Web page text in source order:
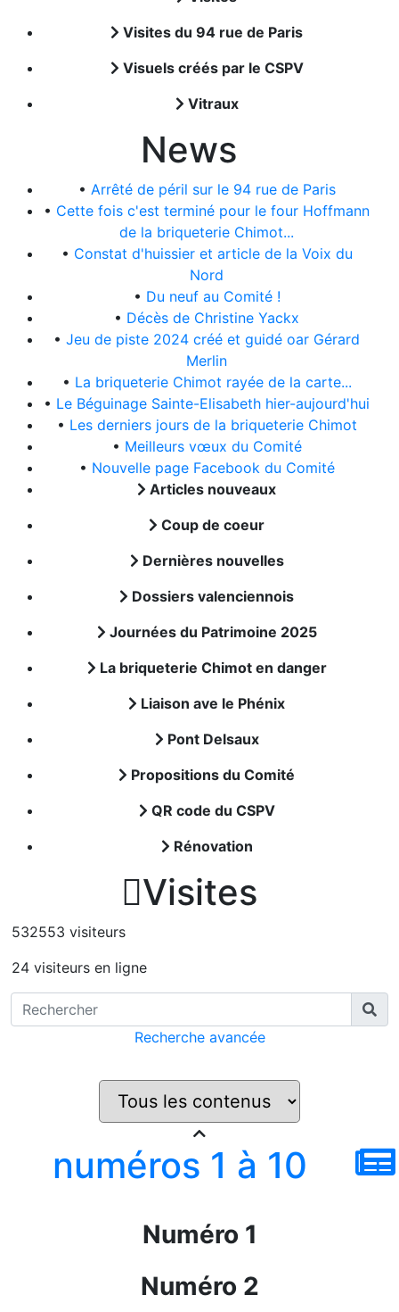
Visites du 94 rue de Paris
Visuels créés par le CSPV
Vitraux
News
• Arrêté de péril sur le 94 rue de Paris
• Cette fois c'est terminé pour le four Hoffmann
de la briqueterie Chimot...
• Constat d'huissier et article de la Voix du
Nord
• Du neuf au Comité !
• Décès de Christine Yackx
• Jeu de piste 2024 créé et guidé oar Gérard
Merlin
• La briqueterie Chimot rayée de la carte...
• Le Béguinage Sainte-Elisabeth hier-aujourd'hui
• Les derniers jours de la briqueterie Chimot
• Meilleurs vœux du Comité
• Nouvelle page Facebook du Comité
Articles nouveaux
Coup de coeur
Dernières nouvelles
Dossiers valenciennois
Journées du Patrimoine 2025
La briqueterie Chimot en danger
Liaison ave le Phénix
Pont Delsaux
Propositions du Comité
QR code du CSPV
Rénovation
Visites
532553 visiteurs
24 visiteurs en ligne
Recherche avancée
numéros 1 à 10
Numéro 1
Numéro 2